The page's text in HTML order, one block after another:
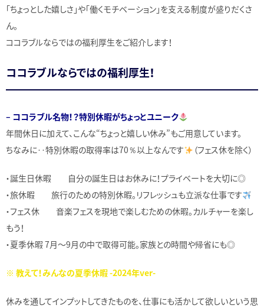
「ちょっとした嬉しさ」や「働くモチベーション」を支える制度が盛りだくさ
ん。
ココラブルならではの福利厚生をご紹介します！
ココラブルならではの福利厚生！
– ココラブル名物！？特別休暇がちょっとユニーク
年間休日に加えて、こんな“ちょっと嬉しい休み”もご用意しています。
ちなみに‥特別休暇の取得率は70％以上なんです
（フェス休を除く）
・誕生日休暇 自分の誕生日はお休みに！プライベートを大切に◎
・旅休暇 旅行のための特別休暇。リフレッシュも立派な仕事です
・フェス休 音楽フェスを現地で楽しむための休暇。カルチャーを楽し
もう！
・夏季休暇 7月〜9月の中で取得可能。家族との時間や帰省にも◎
※ 教えて！みんなの夏季休暇 -2024年ver-
休みを通してインプットしてきたものを、仕事にも活かして欲しいという思